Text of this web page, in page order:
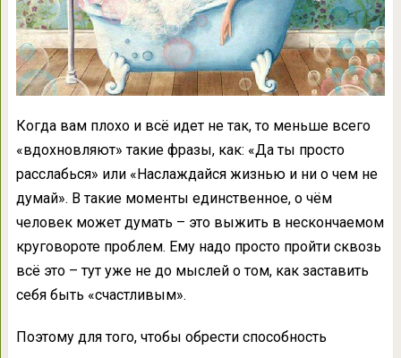
Когда вам плохо и всё идет не так, то меньше всего
«вдохновляют» такие фразы, как: «Да ты просто
расслабься» или «Наслаждайся жизнью и ни о чем не
думай». В такие моменты единственное, о чём
человек может думать – это выжить в нескончаемом
круговороте проблем. Ему надо просто пройти сквозь
всё это – тут уже не до мыслей о том, как заставить
себя быть «счастливым».
Поэтому для того, чтобы обрести способность